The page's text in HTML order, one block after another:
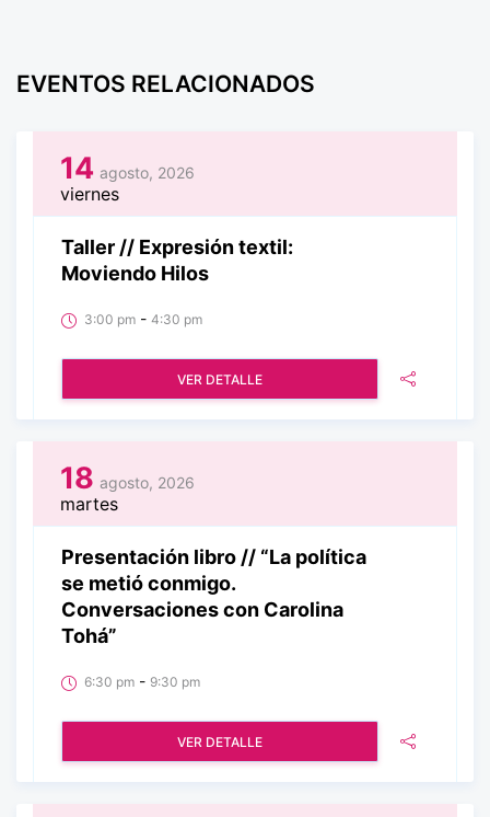
EVENTOS RELACIONADOS
14 agosto, 2026
viernes
Taller // Expresión textil:
Moviendo Hilos
3:00 pm - 4:30 pm
VER DETALLE
18 agosto, 2026
martes
Presentación libro // “La política
se metió conmigo.
Conversaciones con Carolina
Tohá”
6:30 pm - 9:30 pm
VER DETALLE